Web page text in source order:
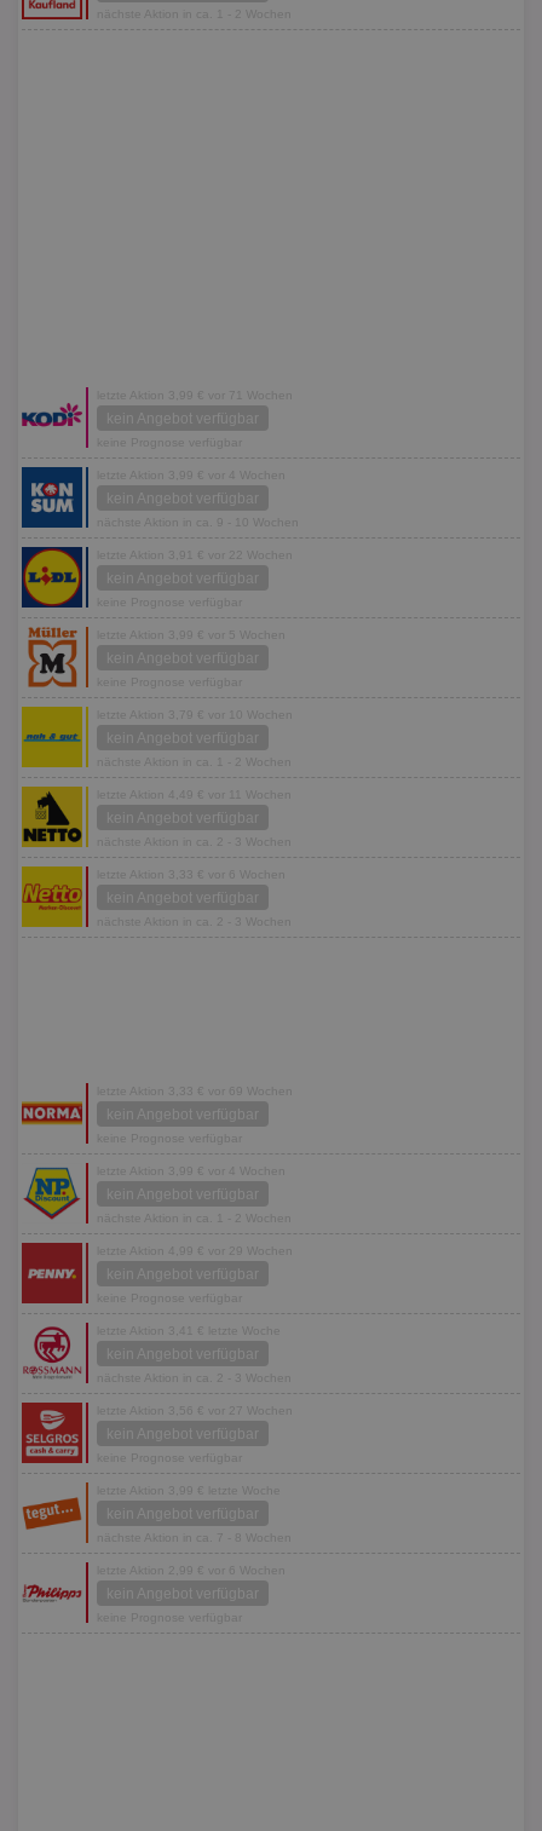
nächste Aktion in ca. 1 - 2 Wochen
letzte Aktion 3,99 € vor 71 Wochen
kein Angebot verfügbar
keine Prognose verfügbar
letzte Aktion 3,99 € vor 4 Wochen
kein Angebot verfügbar
nächste Aktion in ca. 9 - 10 Wochen
letzte Aktion 3,91 € vor 22 Wochen
kein Angebot verfügbar
keine Prognose verfügbar
letzte Aktion 3,99 € vor 5 Wochen
kein Angebot verfügbar
keine Prognose verfügbar
letzte Aktion 3,79 € vor 10 Wochen
kein Angebot verfügbar
nächste Aktion in ca. 1 - 2 Wochen
letzte Aktion 4,49 € vor 11 Wochen
kein Angebot verfügbar
nächste Aktion in ca. 2 - 3 Wochen
letzte Aktion 3,33 € vor 6 Wochen
kein Angebot verfügbar
nächste Aktion in ca. 2 - 3 Wochen
letzte Aktion 3,33 € vor 69 Wochen
kein Angebot verfügbar
keine Prognose verfügbar
letzte Aktion 3,99 € vor 4 Wochen
kein Angebot verfügbar
nächste Aktion in ca. 1 - 2 Wochen
letzte Aktion 4,99 € vor 29 Wochen
kein Angebot verfügbar
keine Prognose verfügbar
letzte Aktion 3,41 € letzte Woche
kein Angebot verfügbar
nächste Aktion in ca. 2 - 3 Wochen
letzte Aktion 3,56 € vor 27 Wochen
kein Angebot verfügbar
keine Prognose verfügbar
letzte Aktion 3,99 € letzte Woche
kein Angebot verfügbar
nächste Aktion in ca. 7 - 8 Wochen
letzte Aktion 2,99 € vor 6 Wochen
kein Angebot verfügbar
keine Prognose verfügbar